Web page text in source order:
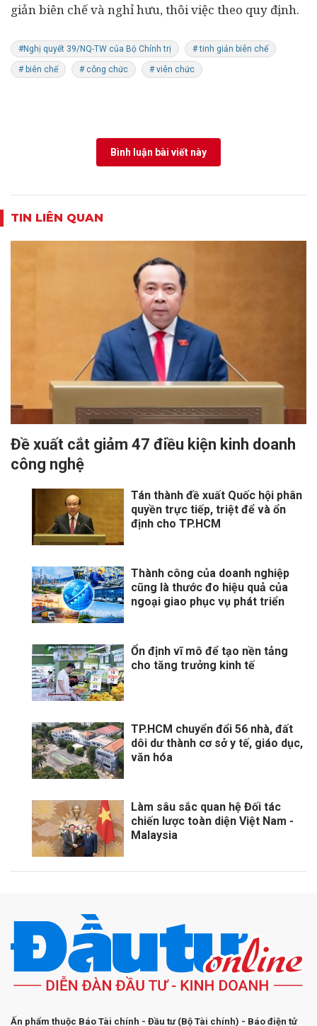
giản biên chế và nghỉ hưu, thôi việc theo quy định.
#Nghị quyết 39/NQ-TW của Bộ Chính trị # tinh giản biên chế
# biên chế # công chức # viên chức
Bình luận bài viết này
TIN LIÊN QUAN
​Đề xuất cắt giảm 47 điều kiện kinh doanh
công nghệ
Tán thành đề xuất Quốc hội phân
quyền trực tiếp, triệt để và ổn
định cho TP.HCM
Thành công của doanh nghiệp
cũng là thước đo hiệu quả của
ngoại giao phục vụ phát triển
Ổn định vĩ mô để tạo nền tảng
cho tăng trưởng kinh tế
TP.HCM chuyển đổi 56 nhà, đất
dôi dư thành cơ sở y tế, giáo dục,
văn hóa
Làm sâu sắc quan hệ Đối tác
chiến lược toàn diện Việt Nam -
Malaysia
Ấn phẩm thuộc Báo Tài chính - Đầu tư (Bộ Tài chính) - Báo điện tử